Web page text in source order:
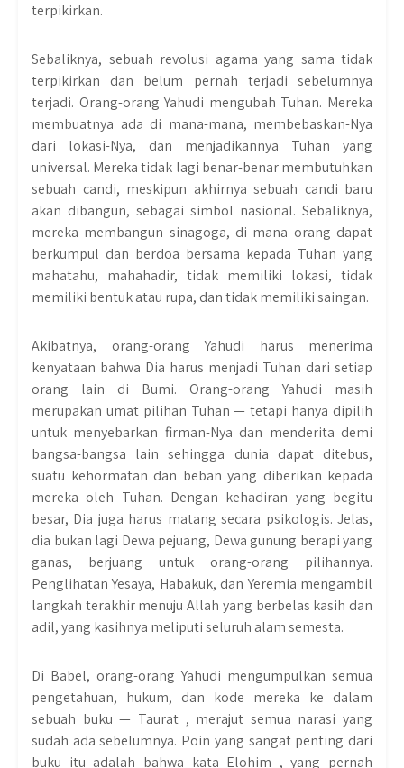
terpikirkan.
Sebaliknya, sebuah revolusi agama yang sama tidak
terpikirkan dan belum pernah terjadi sebelumnya
terjadi. Orang-orang Yahudi mengubah Tuhan. Mereka
membuatnya ada di mana-mana, membebaskan-Nya
dari lokasi-Nya, dan menjadikannya Tuhan yang
universal. Mereka tidak lagi benar-benar membutuhkan
sebuah candi, meskipun akhirnya sebuah candi baru
akan dibangun, sebagai simbol nasional. Sebaliknya,
mereka membangun sinagoga, di mana orang dapat
berkumpul dan berdoa bersama kepada Tuhan yang
mahatahu, mahahadir, tidak memiliki lokasi, tidak
memiliki bentuk atau rupa, dan tidak memiliki saingan.
Akibatnya, orang-orang Yahudi harus menerima
kenyataan bahwa Dia harus menjadi Tuhan dari setiap
orang lain di Bumi. Orang-orang Yahudi masih
merupakan umat pilihan Tuhan — tetapi hanya dipilih
untuk menyebarkan firman-Nya dan menderita demi
bangsa-bangsa lain sehingga dunia dapat ditebus,
suatu kehormatan dan beban yang diberikan kepada
mereka oleh Tuhan. Dengan kehadiran yang begitu
besar, Dia juga harus matang secara psikologis. Jelas,
dia bukan lagi Dewa pejuang, Dewa gunung berapi yang
ganas, berjuang untuk orang-orang pilihannya.
Penglihatan Yesaya, Habakuk, dan Yeremia mengambil
langkah terakhir menuju Allah yang berbelas kasih dan
adil, yang kasihnya meliputi seluruh alam semesta.
Di Babel, orang-orang Yahudi mengumpulkan semua
pengetahuan, hukum, dan kode mereka ke dalam
sebuah buku — Taurat , merajut semua narasi yang
sudah ada sebelumnya. Poin yang sangat penting dari
buku itu adalah bahwa kata Elohim , yang pernah